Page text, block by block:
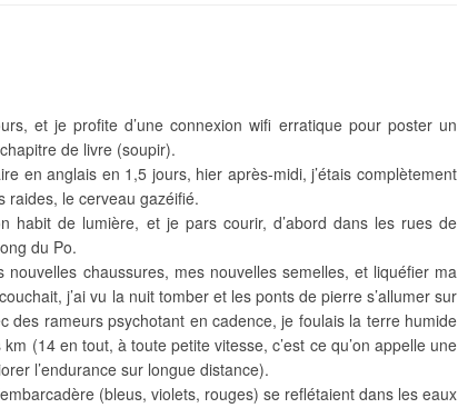
et je profite d’une connexion wifi erratique pour poster un
de livre (soupir).
en anglais en 1,5 jours, hier après-midi, j’étais complètement
raides, le cerveau gazéifié.
habit de lumière, et je pars courir, d’abord dans les rues de
du Po.
chaussures, mes nouvelles semelles, et liquéfier ma
j’ai vu la nuit tomber et les ponts de pierre s’allumer sur
des rameurs psychotant en cadence, je foulais la terre humide
(14 en tout, à toute petite vitesse, c’est ce qu’on appelle une
l’endurance sur longue distance).
(bleus, violets, rouges) se reflétaient dans les eaux